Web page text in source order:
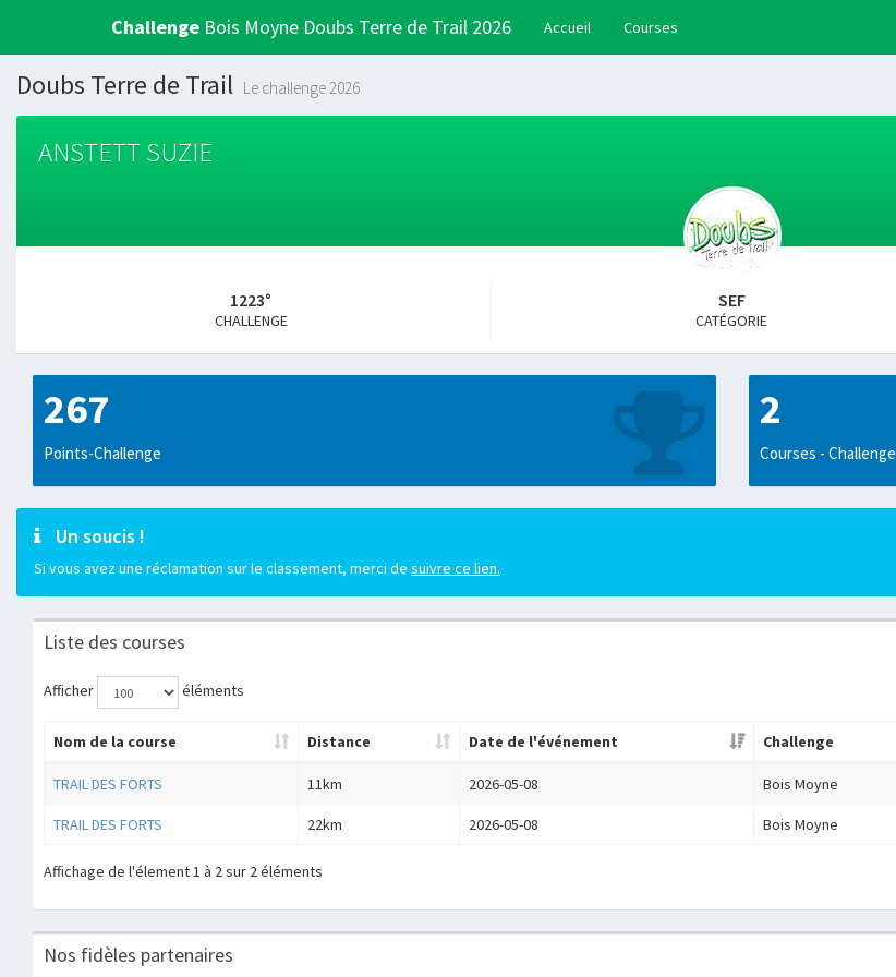
Challenge Bois Moyne Doubs Terre de Trail 2026 Accueil Courses
Doubs Terre de Trail Le challenge 2026
ANSTETT SUZIE
1223°
CHALLENGE
SEF
CATÉGORIE
267
Points-Challenge
2
Courses - Challenge
Un soucis !
Si vous avez une réclamation sur le classement, merci de suivre ce lien.
Liste des courses
Afficher éléments
Nom de la course Distance Date de l'événement Challenge
TRAIL DES FORTS 11km 2026-05-08 Bois Moyne
TRAIL DES FORTS 22km 2026-05-08 Bois Moyne
Affichage de l'élement 1 à 2 sur 2 éléments
Nos fidèles partenaires